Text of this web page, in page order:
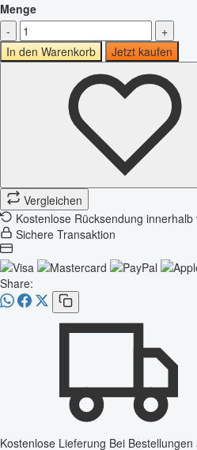
Menge
-
+
In den Warenkorb
Jetzt kaufen
Vergleichen
Kostenlose Rücksendung innerhalb
Sichere Transaktion
Share:
Kostenlose Lieferung Bei